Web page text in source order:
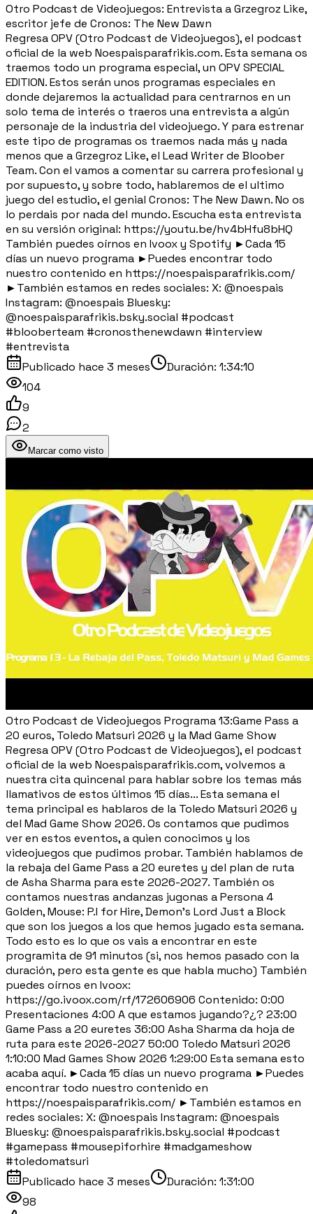
Otro Podcast de Videojuegos: Entrevista a Grzegroz Like,
escritor jefe de Cronos: The New Dawn
Regresa OPV (Otro Podcast de Videojuegos), el podcast
oficial de la web Noespaisparafrikis.com. Esta semana os
traemos todo un programa especial, un OPV SPECIAL
EDITION. Estos serán unos programas especiales en
donde dejaremos la actualidad para centrarnos en un
solo tema de interés o traeros una entrevista a algún
personaje de la industria del videojuego. Y para estrenar
este tipo de programas os traemos nada más y nada
menos que a Grzegroz Like, el Lead Writer de Bloober
Team. Con el vamos a comentar su carrera profesional y
por supuesto, y sobre todo, hablaremos de el ultimo
juego del estudio, el genial Cronos: The New Dawn. No os
lo perdais por nada del mundo. Escucha esta entrevista
en su versión original: https://youtu.be/hv4bHfu8bHQ
También puedes oírnos en Ivoox y Spotify ►Cada 15
días un nuevo programa ►Puedes encontrar todo
nuestro contenido en https://noespaisparafrikis.com/
►También estamos en redes sociales: X: @noespais
Instagram: @noespais Bluesky:
@noespaisparafrikis.bsky.social #podcast
#blooberteam #cronosthenewdawn #interview
#entrevista
Publicado hace 3 meses Duración: 1:34:10
104
9
2
Marcar como visto
Otro Podcast de Videojuegos Programa 13:Game Pass a
20 euros, Toledo Matsuri 2026 y la Mad Game Show
Regresa OPV (Otro Podcast de Videojuegos), el podcast
oficial de la web Noespaisparafrikis.com, volvemos a
nuestra cita quincenal para hablar sobre los temas más
llamativos de estos últimos 15 días... Esta semana el
tema principal es hablaros de la Toledo Matsuri 2026 y
del Mad Game Show 2026. Os contamos que pudimos
ver en estos eventos, a quien conocimos y los
videojuegos que pudimos probar. También hablamos de
la rebaja del Game Pass a 20 euretes y del plan de ruta
de Asha Sharma para este 2026-2027. También os
contamos nuestras andanzas jugonas a Persona 4
Golden, Mouse: P.I for Hire, Demon's Lord Just a Block
que son los juegos a los que hemos jugado esta semana.
Todo esto es lo que os vais a encontrar en este
programita de 91 minutos (si, nos hemos pasado con la
duración, pero esta gente es que habla mucho) También
puedes oírnos en Ivoox:
https://go.ivoox.com/rf/172606906 Contenido: 0:00
Presentaciones 4:00 A que estamos jugando?¿? 23:00
Game Pass a 20 euretes 36:00 Asha Sharma da hoja de
ruta para este 2026-2027 50:00 Toledo Matsuri 2026
1:10:00 Mad Games Show 2026 1:29:00 Esta semana esto
acaba aquí. ►Cada 15 días un nuevo programa ►Puedes
encontrar todo nuestro contenido en
https://noespaisparafrikis.com/ ►También estamos en
redes sociales: X: @noespais Instagram: @noespais
Bluesky: @noespaisparafrikis.bsky.social #podcast
#gamepass #mousepiforhire #madgameshow
#toledomatsuri
Publicado hace 3 meses Duración: 1:31:00
98